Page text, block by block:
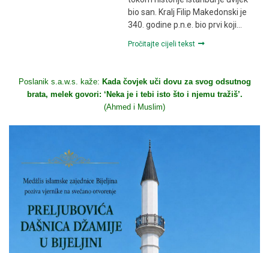
bio san. Kralj Filip Makedonski je
340. godine p.n.e. bio prvi koji…
Pročitajte cijeli tekst
Poslanik s.a.w.s. kaže: Kada čovjek uči dovu za svog odsutnog
brata, melek govori: ‘Neka je i tebi isto što i njemu tražiš’.
(Ahmed i Muslim)